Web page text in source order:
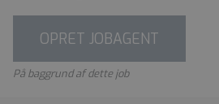
OPRET JOBAGENT
På baggrund af dette job